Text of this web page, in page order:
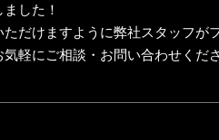
した！
だけますように弊社スタッフが
軽にご相談・お問い合わせくだ